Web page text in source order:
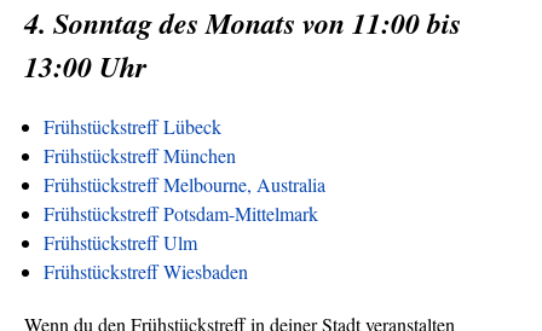
4. Sonntag des Monats von 11:00 bis
13:00 Uhr
Frühstückstreff Lübeck
Frühstückstreff München
Frühstückstreff Melbourne, Australia
Frühstückstreff Potsdam-Mittelmark
Frühstückstreff Ulm
Frühstückstreff Wiesbaden
Wenn du den Frühstückstreff in deiner Stadt veranstalten